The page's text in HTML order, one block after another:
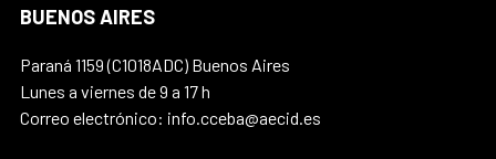
BUENOS AIRES
Paraná 1159 (C1018ADC) Buenos Aires
Lunes a viernes de 9 a 17 h
Correo electrónico: info.cceba@aecid.es